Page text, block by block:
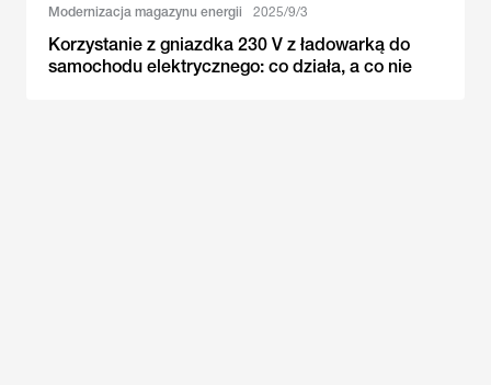
Modernizacja magazynu energii 2025/9/3
Korzystanie z gniazdka 230 V z ładowarką do
samochodu elektrycznego: co działa, a co nie